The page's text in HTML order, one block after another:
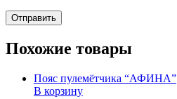
Похожие товары
Пояс пулемётчика “АФИНА”
В корзину